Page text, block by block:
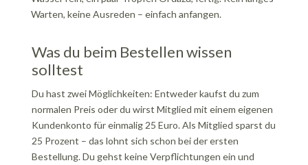
Warten, keine Ausreden – einfach anfangen.
Was du beim Bestellen wissen
solltest
Du hast zwei Möglichkeiten: Entweder kaufst du zum
normalen Preis oder du wirst Mitglied mit einem eigenen
Kundenkonto für einmalig 25 Euro. Als Mitglied sparst du
25 Prozent – das lohnt sich schon bei der ersten
Bestellung. Du gehst keine Verpflichtungen ein und